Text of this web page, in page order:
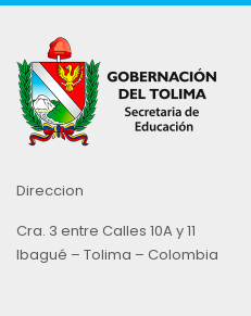
Direccion
Cra. 3 entre Calles 10A y 11
Ibagué – Tolima – Colombia